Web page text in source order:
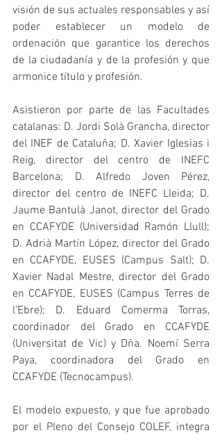
visión de sus actuales responsables y así
poder establecer un modelo de
ordenación que garantice los derechos
de la ciudadanía y de la profesión y que
armonice título y profesión.
Asistieron por parte de las Facultades
catalanas: D. Jordi Solà Grancha, director
del INEF de Cataluña; D. Xavier Iglesias i
Reig, director del centro de INEFC
Barcelona; D. Alfredo Joven Pérez,
director del centro de INEFC Lleida; D.
Jaume Bantulà Janot, director del Grado
en CCAFYDE (Universidad Ramón Llull);
D. Adrià Martín López, director del Grado
en CCAFYDE, EUSES (Campus Salt); D.
Xavier Nadal Mestre, director del Grado
en CCAFYDE, EUSES (Campus Terres de
l’Ebre); D. Eduard Comerma Torras,
coordinador del Grado en CCAFYDE
(Universitat de Vic) y Dña. Noemí Serra
Paya, coordinadora del Grado en
CCAFYDE (Tecnocampus).
El modelo expuesto, y que fue aprobado
por el Pleno del Consejo COLEF, integra